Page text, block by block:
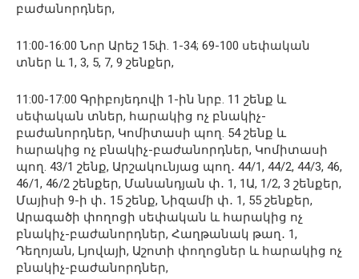
բաժանորդներ,
11:00-16:00 Նոր Արեշ 15փ. 1-34; 69-100 սեփական
տներ և 1, 3, 5, 7, 9 շենքեր,
11:00-17:00 Գրիբոյեդովի 1-ին նրբ. 11 շենք և
սեփական տներ, հարակից ոչ բնակիչ-
բաժանորդներ, Կոմիտասի պող. 54 շենք և
հարակից ոչ բնակիչ-բաժանորդներ, Կոմիտասի
պող. 43/1 շենք, Արշակունյաց պող․ 44/1, 44/2, 44/3, 46,
46/1, 46/2 շենքեր, Մանանդյան փ․ 1, 1Ա, 1/2, 3 շենքեր,
Մայիսի 9-ի փ․ 15 շենք, Նիզամի փ․ 1, 55 շենքեր,
Արագածի փողոցի սեփական և հարակից ոչ
բնակիչ-բաժանորդներ, Հաղթանակ թաղ․ 1,
Դեղոյան, Լյովայի, Աշոտի փողոցներ և հարակից ոչ
բնակիչ-բաժանորդներ,